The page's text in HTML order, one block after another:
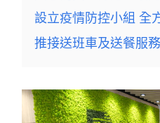
設立疫情防控小組 全
推接送班車及送餐服務